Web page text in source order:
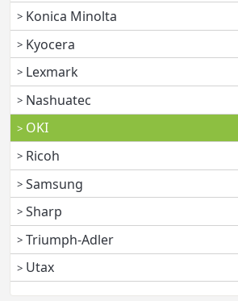
Konica Minolta
Kyocera
Lexmark
Nashuatec
OKI
Ricoh
Samsung
Sharp
Triumph-Adler
Utax